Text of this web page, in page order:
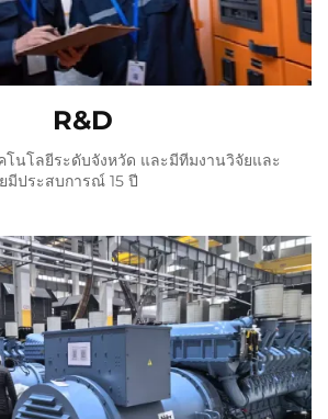
R&D
โนโลยีระดับจังหวัด และมีทีมงานวิจัยและ
มีประสบการณ์ 15 ปี